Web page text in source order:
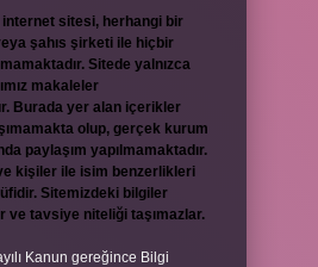
internet sitesi, herhangi bir
şahıs şirketi ile hiçbir
Sitede yalnızca
makaleler
Burada yer alan içerikler
olup, gerçek kurum
paylaşım yapılmamaktadır.
kişiler ile isim benzerlikleri
Sitemizdeki bilgiler
ve tavsiye niteliği taşımazlar.
Kanun gereğince Bilgi